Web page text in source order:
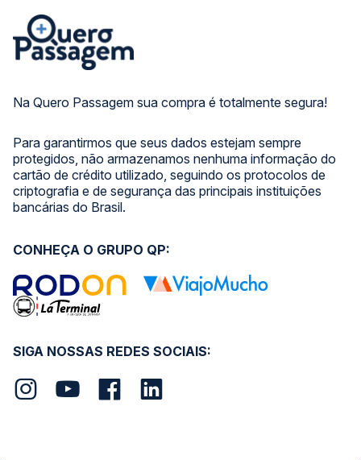
Na Quero Passagem sua compra é totalmente segura!
Para garantirmos que seus dados estejam sempre
protegidos, não armazenamos nenhuma informação do
cartão de crédito utilizado, seguindo os protocolos de
criptografia e de segurança das principais instituições
bancárias do Brasil.
SIGA NOSSAS REDES SOCIAIS:
CONHEÇA O GRUPO QP: